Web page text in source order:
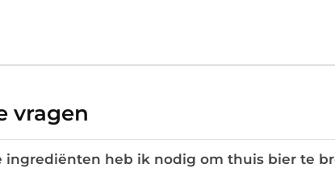
vragen
ingrediënten heb ik nodig om thuis bier te